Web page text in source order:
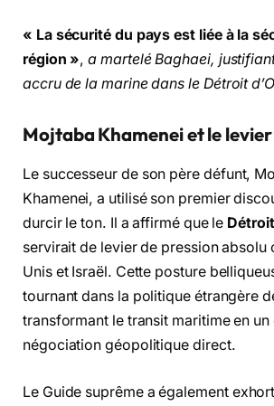
« La sécurité du pays est liée à la
région »,a martelé Baghaei,
accru de la marine dans le Détroit
Mojtaba Khamenei et le
Le successeur de son père défunt,
Khamenei, a utilisé son premier
durcir le ton. Il a affirmé que le
servirait de levier de pression absolu
Unis et Israël. Cette posture
tournant dans la politique étrangère
transformant le transit maritime en un
négociation géopolitique direct.
Le Guide suprême a également